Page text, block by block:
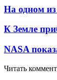
На одном
К Земле
NASA
Читать